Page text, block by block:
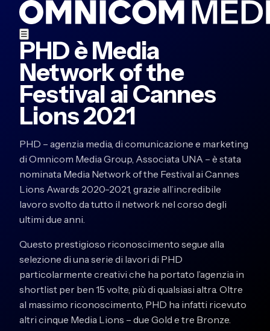
☰
PHD è Media
Network of the
Festival ai Cannes
Lions 2021
PHD – agenzia media, di comunicazione e marketing
di Omnicom Media Group, Associata UNA – è stata
nominata Media Network of the Festival ai Cannes
Lions Awards 2020-2021, grazie all’incredibile
lavoro svolto da tutto il network nel corso degli
ultimi due anni.
Questo prestigioso riconoscimento segue alla
selezione di una serie di lavori di PHD
particolarmente creativi che ha portato l’agenzia in
shortlist per ben 15 volte, più di qualsiasi altra. Oltre
al massimo riconoscimento, PHD ha infatti ricevuto
altri cinque Media Lions – due Gold e tre Bronze.